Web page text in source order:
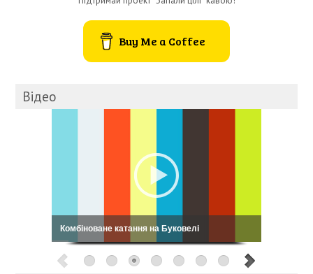
Buy Me a Coffee
Відео
Кошовський: My Way